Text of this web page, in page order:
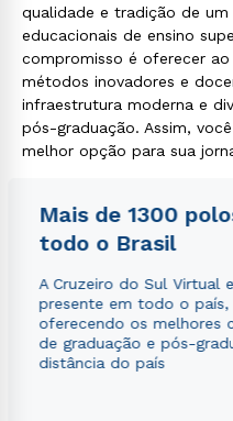
qualidade e tradição de um
educacionais de ensino
compromisso é oferecer
métodos inovadores e
infraestrutura moderna e
pós-graduação. Assim,
melhor opção para sua
Mais de 1300
todo o Brasil
A Cruzeiro do Sul Virtual
presente em todo o país,
oferecendo os melhores
de graduação e pós-
distância do país